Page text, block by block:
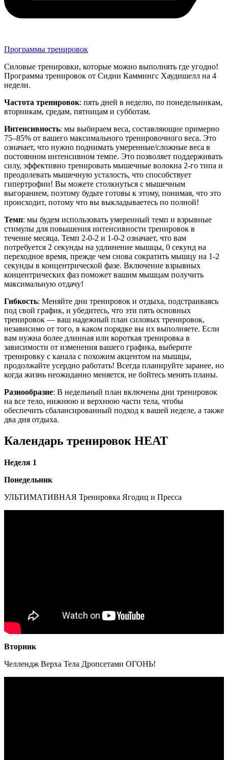
Программы тренировок
Силовые тренировки, которые можно выполнять где угодно!
Программа тренировок от Сидни Каммингс Хаудишелл на 4
недели.
Частота тренировок: пять дней в неделю, по понедельникам,
вторникам, средам, пятницам и субботам.
Интенсивность: мы выбираем веса, составляющие примерно
75–85% от вашего максимального тренировочного веса. Это
означает, что нужно поднимать умеренные/сложные веса в
постоянном интенсивном темпе. Это позволяет поддерживать
силу, эффективно тренировать мышечные волокна 2-го типа и
преодолевать мышечную усталость, что способствует
гипертрофии! Вы можете столкнуться с мышечным
выгоранием, поэтому будьте готовы к этому, понимая, что это
происходит, потому что вы выкладываетесь по полной!
Темп: мы будем использовать умеренный темп и взрывные
стимулы для повышения интенсивности тренировок в
течение месяца. Темп 2-0-2 и 1-0-2 означает, что вам
потребуется 2 секунды на удлинение мышцы, 0 секунд на
переходное время, прежде чем снова сократить мышцу на 1-2
секунды в концентрической фазе. Включение взрывных
концентрических фаз поможет вашим мышцам получить
максимальную отдачу!
Гибкость: Меняйте дни тренировок и отдыха, подстраиваясь
под свой график, и убедитесь, что эти пять основных
тренировок — ваш надежный план силовых тренировок,
независимо от того, в каком порядке вы их выполняете. Если
вам нужна более длинная или короткая тренировка в
зависимости от изменения вашего графика, выберите
тренировку с канала с похожим акцентом на мышцы,
продолжайте усердно работать! Всегда планируйте заранее, но
когда жизнь неожиданно меняется, не бойтесь менять планы.
Разнообразие: В недельный план включены дни тренировок
на все тело, нижнюю и верхнюю части тела, чтобы
обеспечить сбалансированный подход к вашей неделе, а также
два дня отдыха.
Календарь тренировок HEAT
Неделя 1
Понедельник
УЛЬТИМАТИВНАЯ Тренировка Ягодиц и Пресса
Вторник
Челлендж Верха Тела Дропсетами ОГОНЬ!